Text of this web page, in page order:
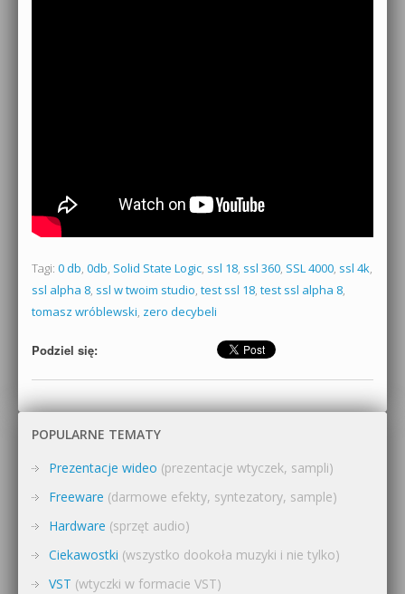
Tagi: 0 db, 0db, Solid State Logic, ssl 18, ssl 360, SSL 4000, ssl 4k,
ssl alpha 8, ssl w twoim studio, test ssl 18, test ssl alpha 8,
tomasz wróblewski, zero decybeli
Podziel się:
POPULARNE TEMATY
Prezentacje wideo (prezentacje wtyczek, sampli)
Freeware (darmowe efekty, syntezatory, sample)
Hardware (sprzęt audio)
Ciekawostki (wszystko dookoła muzyki i nie tylko)
VST (wtyczki w formacie VST)